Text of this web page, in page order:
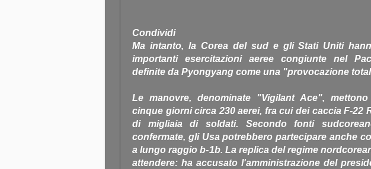
Condividi
Ma intanto, la Corea del sud e gli Stati Uniti
importanti esercitazioni aeree congiunte nel
definite da Pyongyang come una "provocazione
Le manovre, denominate "Vigilant Ace",
cinque giorni circa 230 aerei, fra cui dei caccia F-22
di migliaia di soldati. Secondo fonti
confermate, gli Usa potrebbero partecipare anche
a lungo raggio b-1b. La replica del regime
attendere: ha accusato l'amministrazione del